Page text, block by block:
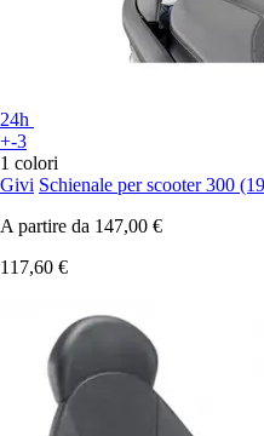
24h
+-3
1 colori
Givi Schienale per scooter 300
A partire da 147,00 €
117,60 €